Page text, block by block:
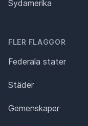
Sydamerika
FLER FLAGGOR
Federala stater
Städer
Gemenskaper